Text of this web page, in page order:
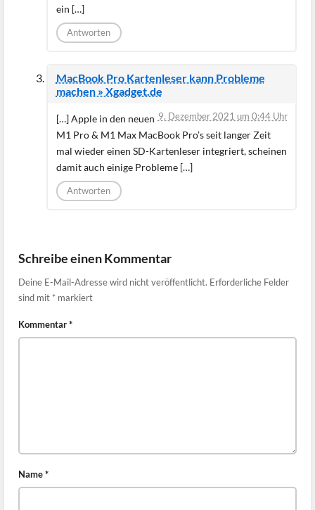
ein […]
Antworten
MacBook Pro Kartenleser kann Probleme
machen » Xgadget.de
9. Dezember 2021 um 0:44 Uhr
[…] Apple in den neuen
M1 Pro & M1 Max MacBook Pro’s seit langer Zeit
mal wieder einen SD-Kartenleser integriert, scheinen
damit auch einige Probleme […]
Antworten
Schreibe einen Kommentar
Deine E-Mail-Adresse wird nicht veröffentlicht. Erforderliche Felder
sind mit * markiert
Kommentar*
Name*